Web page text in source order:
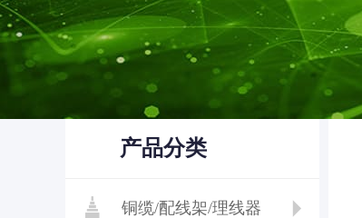
产品分类
铜缆/配线架/理线器